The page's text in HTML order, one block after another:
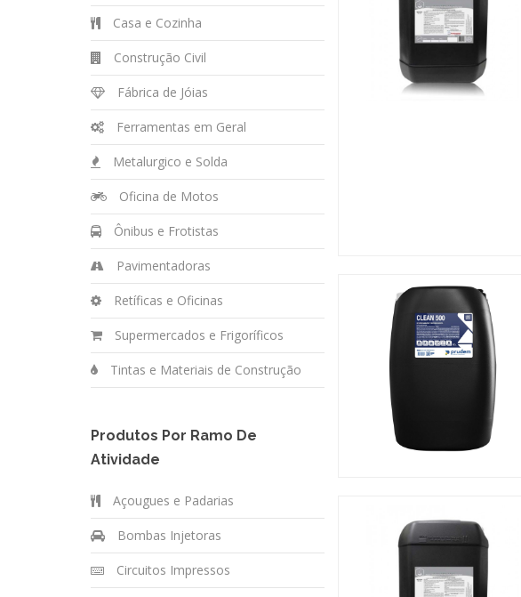
Casa e Cozinha
Construção Civil
Fábrica de Jóias
Ferramentas em Geral
Metalurgico e Solda
Oficina de Motos
Ônibus e Frotistas
Pavimentadoras
Retíficas e Oficinas
Supermercados e Frigoríficos
Tintas e Materiais de Construção
Produtos Por Ramo De
Atividade
Açougues e Padarias
Bombas Injetoras
Circuitos Impressos